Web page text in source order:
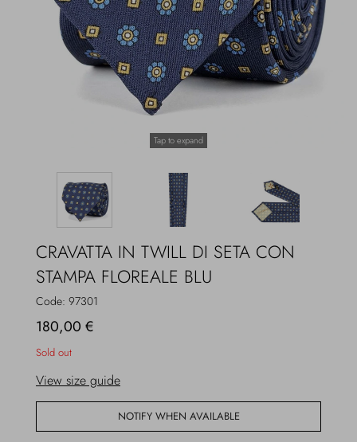
Tap to expand
CRAVATTA IN TWILL DI SETA CON
STAMPA FLOREALE BLU
Code: 97301
180,00 €
Sold out
View size guide
NOTIFY WHEN AVAILABLE